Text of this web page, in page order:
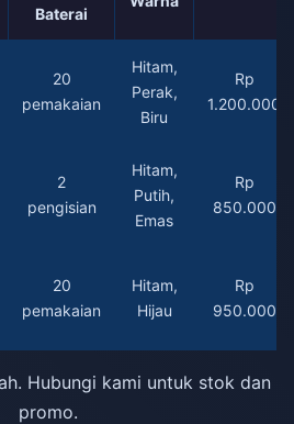
Baterai
20
pemakaian
Hitam,
Perak,
Biru
Rp
1.200.000
2
pengisian
Hitam,
Putih,
Emas
Rp
850.000
20
pemakaian
Hitam,
Hijau
Rp
950.000
Hubungi kami untuk stok dan
promo.